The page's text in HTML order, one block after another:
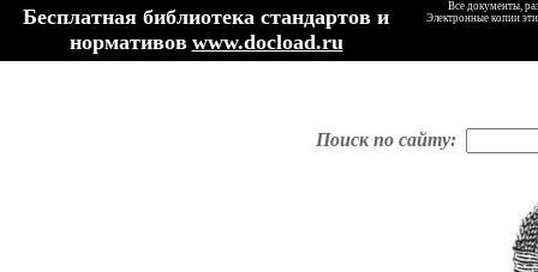
Бесплатная библиотека стандартов и
нормативов www.docload.ru
Все документы,
Электронные копии
Поиск по сайту: